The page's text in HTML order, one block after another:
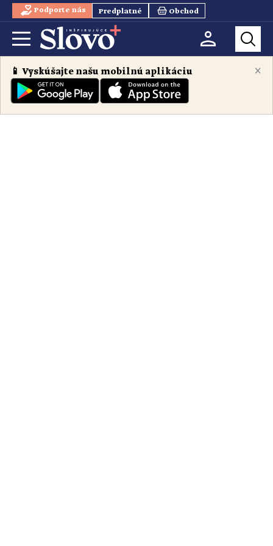
Podporte nás Predplatné Obchod
×
📱 Vyskúšajte našu mobilnú aplikáciu